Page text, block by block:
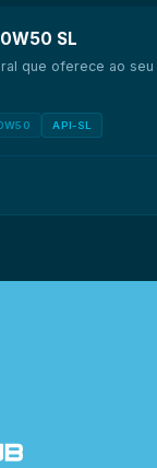
SL
que oferece ao
API-SL